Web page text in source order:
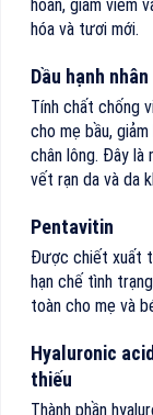
hoàn, giảm viêm
hóa và tươi mới.
Dầu hạnh nhân
Tính chất chống
cho mẹ bầu,
chân lông. Đây
vết rạn da và da
Pentavitin
Được chiết xuất
hạn chế tình
toàn cho mẹ và
Hyaluronic
thiếu
Thành phần